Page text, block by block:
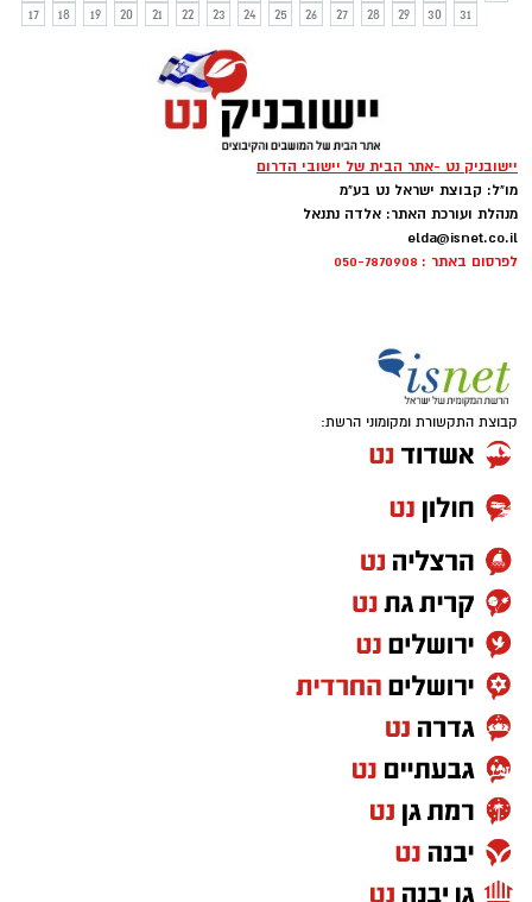
17
18 19 20 21 22 23 24 25 26 27 28 29 30 31
יישובניק נט -אתר הבית של יישובי הדרום
מו"ל: קבוצת ישראל נט בע"מ
מנהלת ועורכת האתר: אלדה נתנאל
elda@isnet.co.il
לפרסום באתר : 050-7870908
קבוצת התקשורת ומקומוני הרשת: